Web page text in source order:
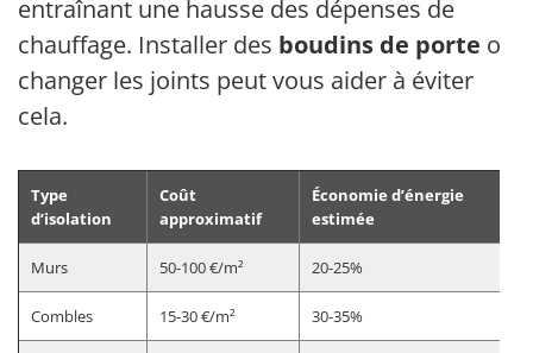
entraînant une hausse des dépenses de
chauffage. Installer des boudins de porte ou
changer les joints peut vous aider à éviter
cela.
Type
d’isolation
Coût
approximatif
Économie d’énergie
estimée
Murs 50-100 €/m² 20-25%
Combles 15-30 €/m² 30-35%